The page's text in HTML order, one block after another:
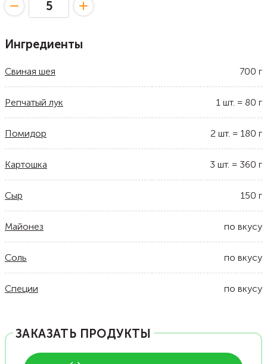
Ингредиенты
Свиная шея 700 г
Репчатый лук 1 шт. = 80 г
Помидор 2 шт. = 180 г
Картошка 3 шт. = 360 г
Сыр 150 г
Майонез по вкусу
Соль по вкусу
Специи по вкусу
ЗАКАЗАТЬ ПРОДУКТЫ